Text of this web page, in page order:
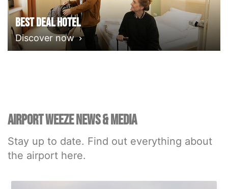
Best deal Hotel
Discover now
AIRPORT WEEZE NEWS & MEDIA
Stay up to date. Find out everything about
the airport here.